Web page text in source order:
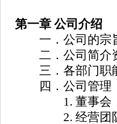
第一章 公司介绍
一．公司的宗
二．公司简介
三．各部门职
四．公司管理
1. 董事会
2. 经营团